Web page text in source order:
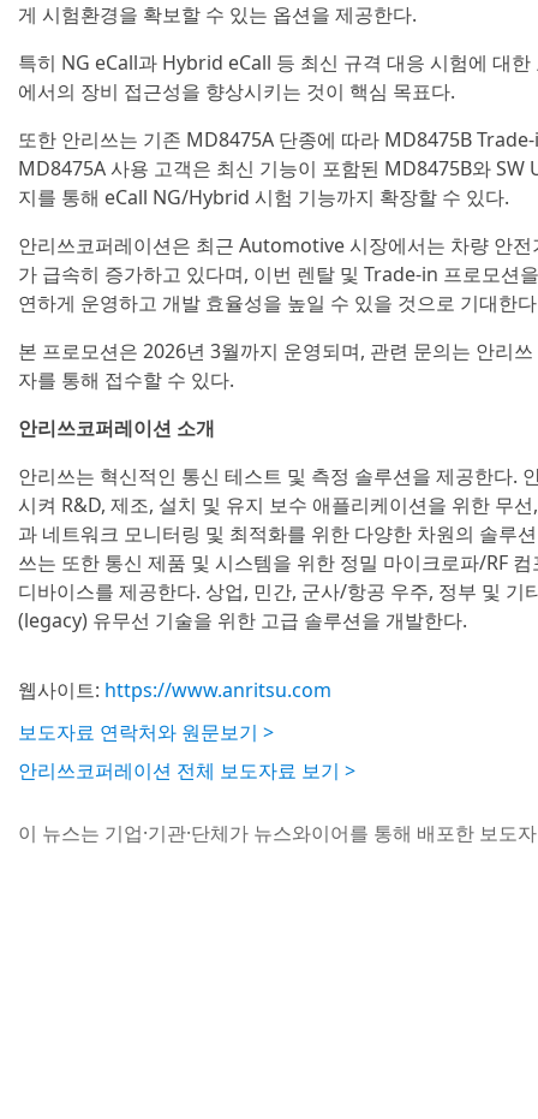
게 시험환경을 확보할 수 있는 옵션을 제공한다.
특히 NG eCall과 Hybrid eCall 등 최신 규격 대응 시험에 대
에서의 장비 접근성을 향상시키는 것이 핵심 목표다.
또한 안리쓰는 기존 MD8475A 단종에 따라 MD8475B
MD8475A 사용 고객은 최신 기능이 포함된 MD8475B와
지를 통해 eCall NG/Hybrid 시험 기능까지 확장할 수 있다.
안리쓰코퍼레이션은 최근 Automotive 시장에서는 차량 안
가 급속히 증가하고 있다며, 이번 렌탈 및 Trade-in 프로모션
연하게 운영하고 개발 효율성을 높일 수 있을 것으로 기대한
본 프로모션은 2026년 3월까지 운영되며, 관련 문의는 안리
자를 통해 접수할 수 있다.
안리쓰코퍼레이션 소개
안리쓰는 혁신적인 통신 테스트 및 측정 솔루션을 제공한다.
시켜 R&D, 제조, 설치 및 유지 보수 애플리케이션을 위한 무
과 네트워크 모니터링 및 최적화를 위한 다양한 차원의 솔루
쓰는 또한 통신 제품 및 시스템을 위한 정밀 마이크로파/RF
디바이스를 제공한다. 상업, 민간, 군사/항공 우주, 정부 및 기
(legacy) 유무선 기술을 위한 고급 솔루션을 개발한다.
웹사이트: https://www.anritsu.com
보도자료 연락처와 원문보기 >
안리쓰코퍼레이션 전체 보도자료 보기 >
이 뉴스는 기업·기관·단체가 뉴스와이어를 통해 배포한 보도